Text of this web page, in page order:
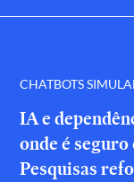
CHATBOTS
IA e
onde é
Pesquisas